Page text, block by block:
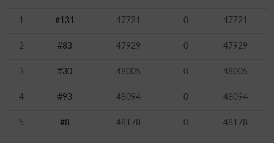
1 #131 47721 0 47721
2 #83 47929 0 47929
3 #30 48005 0 48005
4 #93 48094 0 48094
5 #8 48178 0 48178